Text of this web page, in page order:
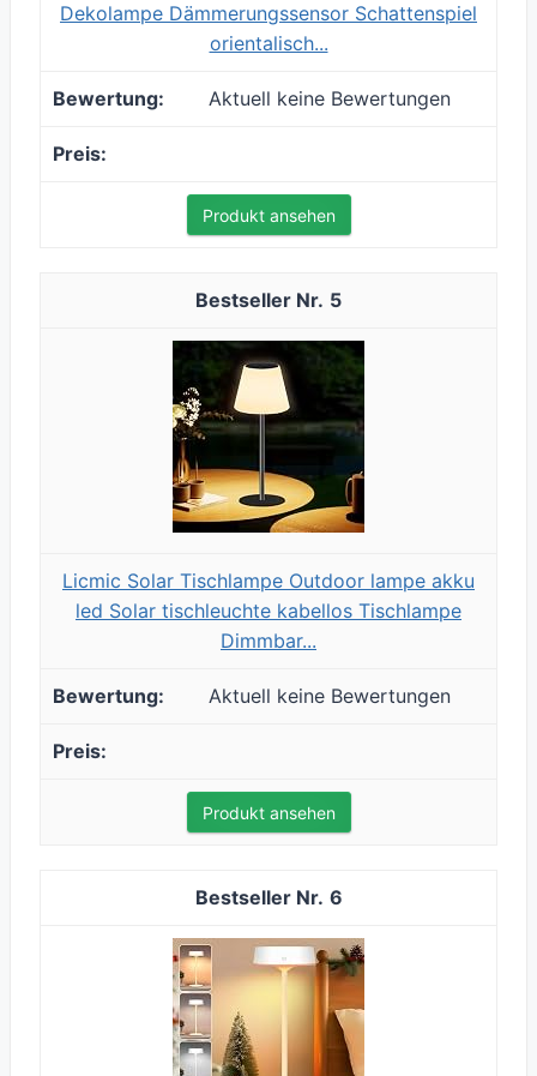
Dekolampe Dämmerungssensor Schattenspiel
orientalisch...
Aktuell keine Bewertungen
Produkt ansehen
5
Licmic Solar Tischlampe Outdoor lampe akku
led Solar tischleuchte kabellos Tischlampe
Dimmbar...
Aktuell keine Bewertungen
Produkt ansehen
6